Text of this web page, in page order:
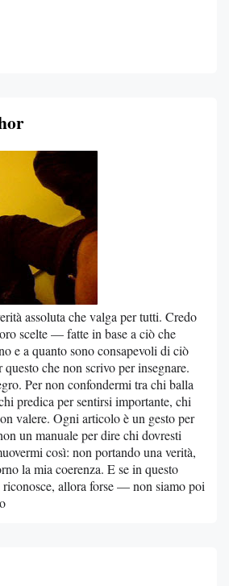
assoluta che valga per tutti. Credo
scelte — fatte in base a ciò che
e a quanto sono consapevoli di ciò
che non scrivo per insegnare.
Per non confondermi tra chi balla
predica per sentirsi importante, chi
valere. Ogni articolo è un gesto per
un manuale per dire chi dovresti
così: non portando una verità,
la mia coerenza. E se in questo
allora forse — non siamo poi